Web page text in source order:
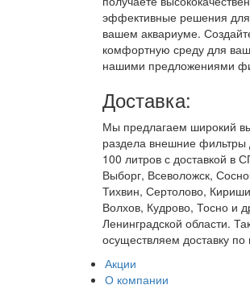
эффективные решения для
вашем аквариуме.
комфортную среду для
нашими предложениями
Доставка:
Мы предлагаем широкий
раздела внешние фильтры
100 литров с доставкой в
Выборг, Всеволожск,
Тихвин, Сертолово,
Волхов, Кудрово, Тосно и
Ленинградской области.
осуществляем доставку по
Акции
О компании